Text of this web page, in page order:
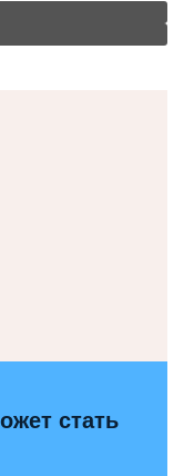
стать